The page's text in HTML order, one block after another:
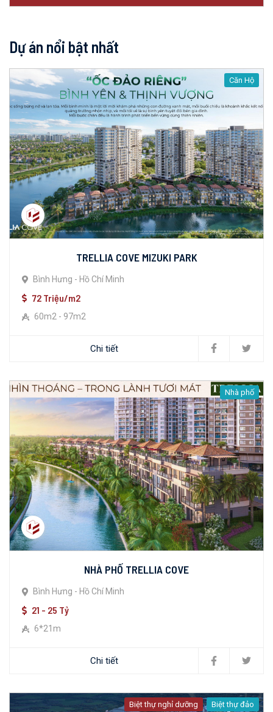
Dự án nổi bật nhất
Căn Hộ
TRELLIA COVE MIZUKI PARK
Bình Hưng - Hồ Chí Minh
72 Triệu/m2
60m2 - 97m2
Chi tiết
Nhà phố
NHÀ PHỐ TRELLIA COVE
Bình Hưng - Hồ Chí Minh
21 - 25 Tỷ
6*21m
Chi tiết
Biệt thự nghỉ dưỡng Biệt thự đảo